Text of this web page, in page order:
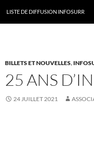
LISTE DE DIFFUSION INFOSURR
BILLETS ET NOUVELLES,
25 ANS
24 JUILLET 2021